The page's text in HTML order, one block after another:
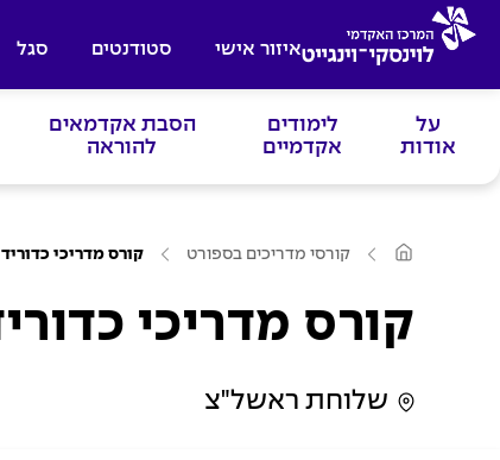
איזור אישי סטודנטים סגל
על
אודות
לימודים
אקדמיים
הסבת אקדמאים
להוראה
ע
מ
ה
ב
קורסי מדריכים בספורט קורס מדריכי כדוריד
קורס מדריכי
שלוחת ראשל"צ